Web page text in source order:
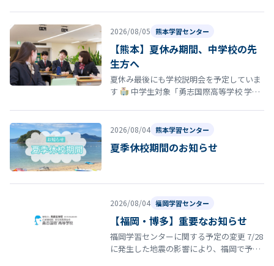
2026/08/05 熊本学習センター
【熊本】夏休み期間、中学校の先
生方へ
夏休み最後にも学校説明会を予定していま
す
中学生対象「勇志国際高等学校 学校
2026/08/04 熊本学習センター
夏季休校期間のお知らせ
2026/08/04 福岡学習センター
【福岡・博多】重要なお知らせ
福岡学習センターに関する予定の変更 7/28
に発生した地震の影響により、福岡で予定